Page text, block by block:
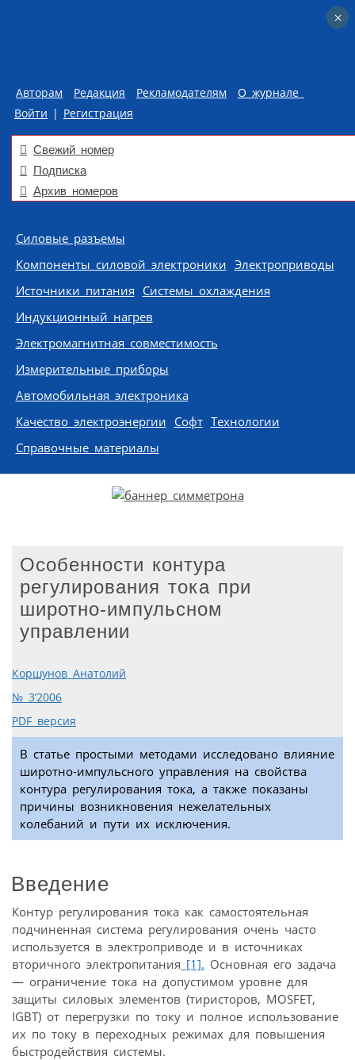
Авторам Редакция Рекламодателям
О журнале
Войти | Регистрация
Свежий номер
Подписка
Архив номеров
Skip to content
Силовые разъемы
Компоненты силовой электроники Электроприводы
Источники питания Системы охлаждения
Индукционный нагрев
Электромагнитная совместимость
Измерительные приборы
Автомобильная электроника
Качество электроэнергии Софт Технологии
Справочные материалы
Особенности контура
регулирования тока при
широтно-импульсном
управлении
Коршунов Анатолий
№ 3’2006
PDF версия
В статье простыми методами исследовано влияние
широтно-импульсного управления на свойства
контура регулирования тока, а также показаны
причины возникновения нежелательных
колебаний и пути их исключения.
Введение
Контур регулирования тока как самостоятельная
подчиненная система регулирования очень часто
используется в электроприводе и в источниках
вторичного электропитания [1]. Основная его задача
— ограничение тока на допустимом уровне для
защиты силовых элементов (тиристоров, MOSFET,
IGBT) от перегрузки по току и полное использование
их по току в переходных режимах для повышения
быстродействия системы.
×
×